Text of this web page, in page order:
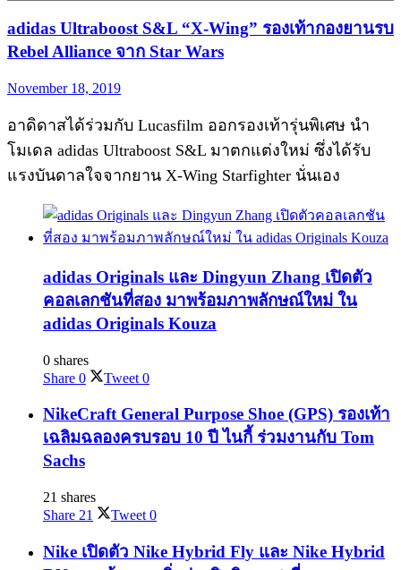
adidas Ultraboost S&L “X-Wing” รองเท้ากองยานรบ
Rebel Alliance จาก Star Wars
November 18, 2019
อาดิดาสได้ร่วมกับ Lucasfilm ออกรองเท้ารุ่นพิเศษ นำ
โมเดล adidas Ultraboost S&L มาตกแต่งใหม่ ซึ่งได้รับ
แรงบันดาลใจจากยาน X-Wing Starfighter นั่นเอง
adidas Originals และ Dingyun Zhang เปิดตัว
คอลเลกชันที่สอง มาพร้อมภาพลักษณ์ใหม่ ใน
adidas Originals Kouza
0 shares
Share 0 Tweet 0
NikeCraft General Purpose Shoe (GPS) รองเท้า
เฉลิมฉลองครบรอบ 10 ปี ไนกี้ ร่วมงานกับ Tom
Sachs
21 shares
Share 21 Tweet 0
Nike เปิดตัว Nike Hybrid Fly และ Nike Hybrid